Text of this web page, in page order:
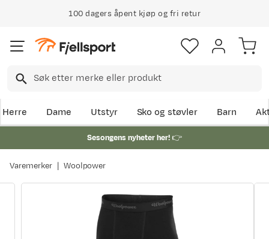
100 dagers åpent kjøp og fri retur
Herre Dame Utstyr Sko og støvler Barn
Sesongens nyheter her!👉
Varemerker Woolpower